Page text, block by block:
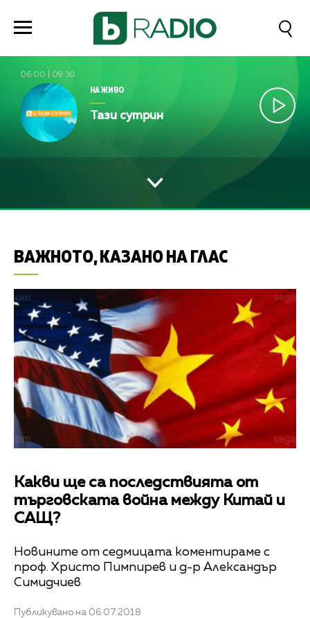
06:00 09:30
НА ЖИВО
Тази сутрин
ВАЖНОТО, КАЗАНО НА ГЛАС
Какви ще са последствията от
търговската война между Китай и
САЩ?
Новините от седмицата коментираме с
проф. Христо Пимпирев и д-р Александър
Симидчиев
Публикувано на 06.07.2018